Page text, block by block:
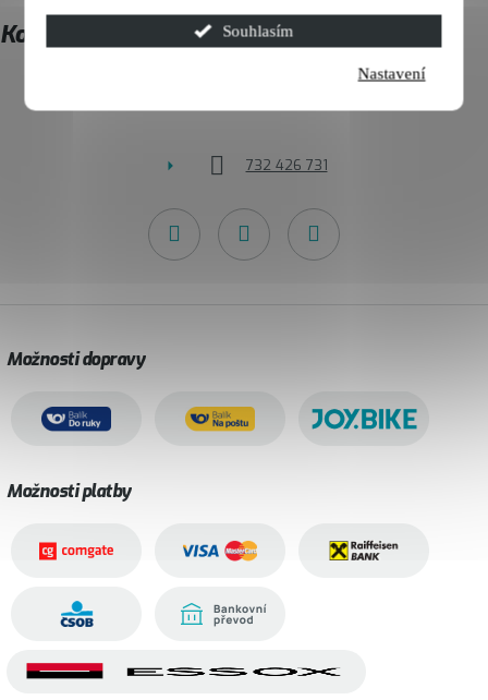
Souhlasím
Nastavení
t
í
Kontakt
732 426 731
Možnosti dopravy
Možnosti platby